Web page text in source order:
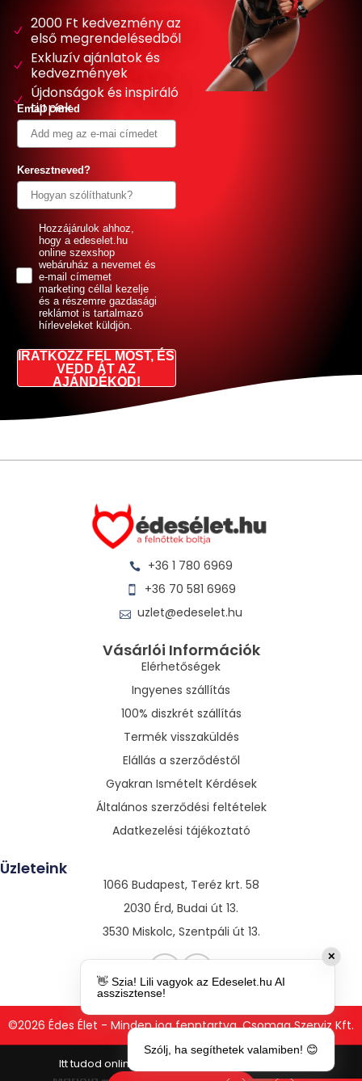
2000 Ft kedvezmény az
első megrendelésedből
Exkluzív ajánlatok és
kedvezmények
Újdonságok és inspiráló
tippek
Email címed
Keresztneved?
GDPRHozzájárulok ahhoz,
hogy a edeselet.hu
online szexshop
webáruház a nevemet és
e-mail címemet
marketing céllal kezelje
és a részemre gazdasági
reklámot is tartalmazó
hírleveleket küldjön.
IRATKOZZ FEL MOST, ÉS
VEDD ÁT AZ
AJÁNDÉKOD!
+36 1 780 6969
+36 70 581 6969
uzlet@edeselet.hu
Vásárlói Információk
Elérhetőségek
Ingyenes szállítás
100% diszkrét szállítás
Termék visszaküldés
Elállás a szerződéstől
Gyakran Ismételt Kérdések
Általános szerződési feltételek
Adatkezelési tájékoztató
Üzleteink
1066 Budapest, Teréz krt. 58
2030 Érd, Budai út 13.
3530 Miskolc, Szentpáli út 13.
©2026 Édes Élet - Minden jog fenntartva. Csomag Szerviz Kft.
✕
👋 Szia! Lili vagyok az Edeselet.hu AI
asszisztense!
Szólj, ha segíthetek valamiben! 😊